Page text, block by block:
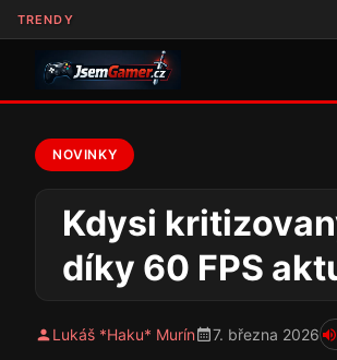
TRENDY
NOVINKY
Kdysi
díky 60 FPS
Lukáš *Haku* Murín 7. března 2026